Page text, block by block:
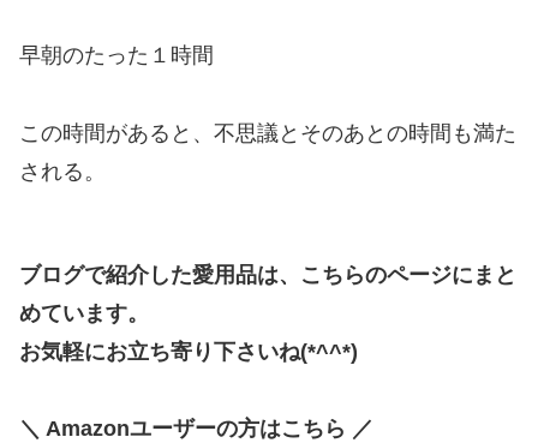
早朝のたった１時間
この時間があると、不思議とそのあとの時間も満た
される。
ブログで紹介した愛用品は、こちらのページにまと
めています。
お気軽にお立ち寄り下さいね(*^^*)
＼ Amazonユーザーの方はこちら ／